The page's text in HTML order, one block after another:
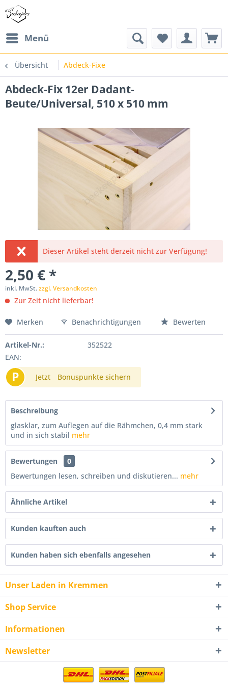
Menü
Übersicht Abdeck-Fixe
Abdeck-Fix 12er Dadant-
Beute/Universal, 510 x 510 mm
Dieser Artikel steht derzeit nicht zur Verfügung!
2,50 € *
inkl. MwSt.zzgl. Versandkosten
Zur Zeit nicht lieferbar!
Merken Benachrichtigungen Bewerten
Artikel-Nr.:
352522
EAN:
P Jetzt Bonuspunkte sichern
Beschreibung
glasklar, zum Auflegen auf die Rähmchen, 0,4 mm stark
und in sich stabil mehr
Bewertungen
0
Bewertungen lesen, schreiben und diskutieren... mehr
Ähnliche Artikel
Kunden kauften auch
Kunden haben sich ebenfalls angesehen
Unser Laden in Kremmen
Shop Service
Informationen
Newsletter